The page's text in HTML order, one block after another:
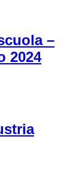
–
2024